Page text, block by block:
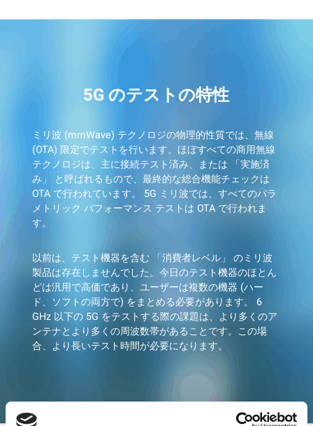
5G のテストの特性
ミリ波 (mmWave) テクノロジの物理的性質では、無線
(OTA) 限定でテストを行います。ほぼすべての商用無線
テクノロジは、主に接続テスト済み、または 「実施済
み」 と呼ばれるもので、最終的な総合機能チェックは
OTA で行われています。 5G ミリ波では、すべてのパラ
メトリック パフォーマンス テストは OTA で行われま
す。
以前は、テスト機器を含む 「消費者レベル」 のミリ波
製品は存在しませんでした。今日のテスト機器のほとん
どは汎用で高価であり、ユーザーは複数の機器 (ハー
ド、ソフトの両方で) をまとめる必要があります。 6
GHz 以下の 5G をテストする際の課題は、より多くのア
ンテナとより多くの周波数帯があることです。この場
合、より長いテスト時間が必要になります。